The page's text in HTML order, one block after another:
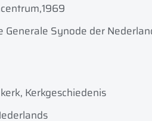
1969
Generale Synode der
Kerkgeschiedenis